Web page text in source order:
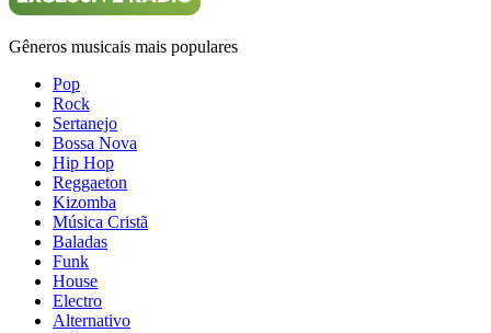
Gêneros musicais mais populares
Pop
Rock
Sertanejo
Bossa Nova
Hip Hop
Reggaeton
Kizomba
Música Cristã
Baladas
Funk
House
Electro
Alternativo